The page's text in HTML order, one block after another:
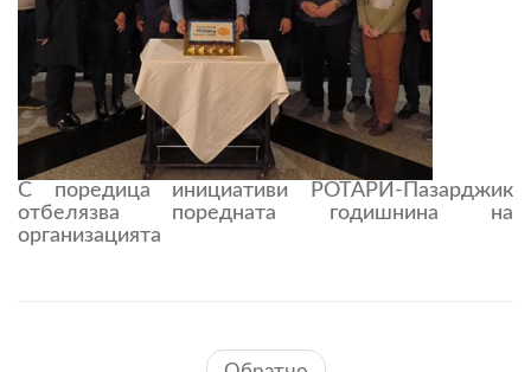
С поредица инициативи РОТАРИ-Пазарджик
отбелязва поредната годишнина на
организацията